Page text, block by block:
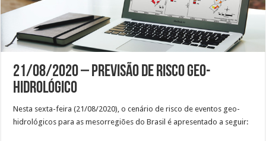
21/08/2020 – Previsão de Risco Geo-
Hidrológico
Nesta sexta-feira (21/08/2020),o cenário de risco de eventos geo-
hidrológicos para as mesorregiões do Brasil é apresentado a seguir: